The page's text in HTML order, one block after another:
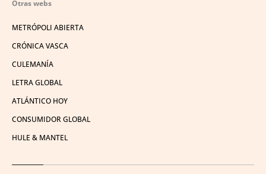
Otras webs
METRÓPOLI ABIERTA
CRÓNICA VASCA
CULEMANÍA
LETRA GLOBAL
ATLÁNTICO HOY
CONSUMIDOR GLOBAL
HULE & MANTEL